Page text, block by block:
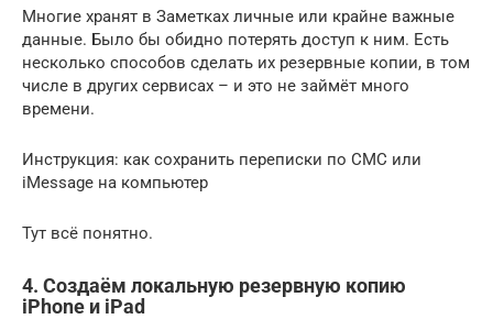
Многие хранят в Заметках личные или крайне важные
данные. Было бы обидно потерять доступ к ним. Есть
несколько способов сделать их резервные копии, в том
числе в других сервисах – и это не займёт много
времени.
Инструкция: как сохранить переписки по СМС или
iMessage на компьютер
Тут всё понятно.
4. Создаём локальную резервную копию
iPhone и iPad